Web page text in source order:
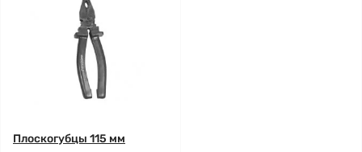
Плоскогубцы 115 мм